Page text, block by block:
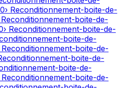
› Reconditionnement-boite-de-
Reconditionnement-boite-de-
› Reconditionnement-boite-de-
boite-de-
Reconditionnement-boite-de-
boite-de-
boite-de-
Reconditionnement-boite-de-